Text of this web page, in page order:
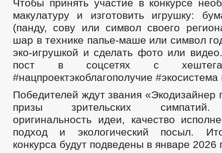
Чтобы принять участие в конкурсе
макулатуру и изготовить игрушку:
(панду, сову или символ своего
шар в технике папье-маше или символ
эко-игрушкой и сделать фото или
пост в соцсетях с
#нацпроектэкоблагополучие
Победителей ждут звания «Экодизайнер
призы зрительских симпатий.
оригинальность идеи, качество
подход и экологический посыл.
конкурса будут подведены в январе 2026